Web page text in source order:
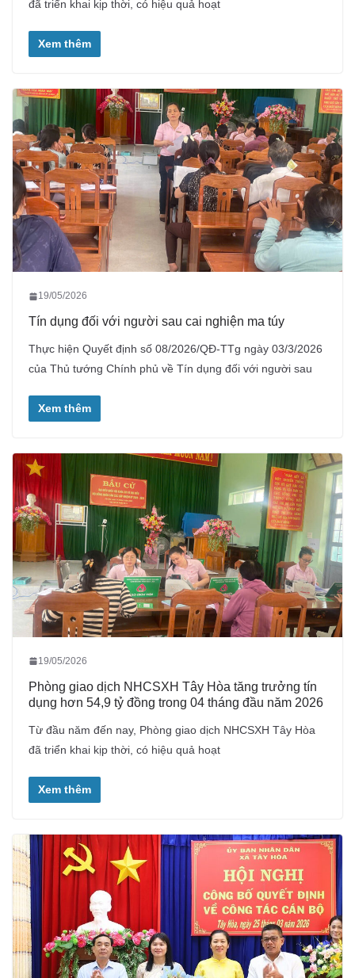
đã triển khai kịp thời, có hiệu quả hoạt
Xem thêm
19/05/2026
Tín dụng đối với người sau cai nghiện ma túy
Thực hiện Quyết định số 08/2026/QĐ-TTg ngày 03/3/2026
của Thủ tướng Chính phủ về Tín dụng đối với người sau
Xem thêm
19/05/2026
Phòng giao dịch NHCSXH Tây Hòa tăng trưởng tín
dụng hơn 54,9 tỷ đồng trong 04 tháng đầu năm 2026
Từ đầu năm đến nay, Phòng giao dịch NHCSXH Tây Hòa
đã triển khai kịp thời, có hiệu quả hoạt
Xem thêm